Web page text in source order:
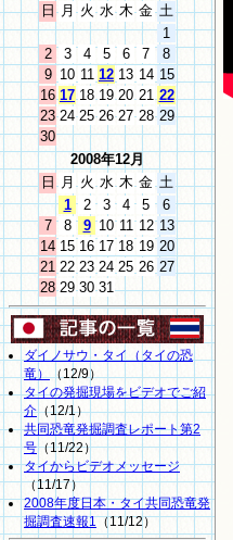
日
月 火 水 木 金 土
1
2
3 4 5 6 7
8
9 10 11 12 13 14 15
16 17 18 19 20 21 22
23 24 25 26 27 28 29
30
2008年12月
日
月 火 水 木 金 土
1
2 3 4 5
6
7
8 9 10 11 12 13
14 15 16 17 18 19 20
21 22 23 24 25 26 27
28 29 30 31
ダイノサウ・タイ（タイの恐
竜）
（12/9）
タイの発掘現場をビデオでご紹
介（12/1）
共同恐竜発掘調査レポート第2
号（11/22）
タイからビデオメッセージ
（11/17）
2008年度日本・タイ共同恐竜発
掘調査速報1（11/12）